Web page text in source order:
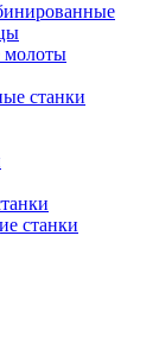
молоты
станки
станки